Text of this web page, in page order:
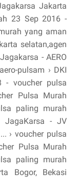
Jakarta
23 Sep 2016 -
yang aman
selatan,agen
- AERO
pulsam › DKI
- voucher pulsa
Pulsa Murah
paling murah
JagaKarsa - JV
› voucher pulsa
Pulsa Murah
paling murah
Bogor, Bekasi